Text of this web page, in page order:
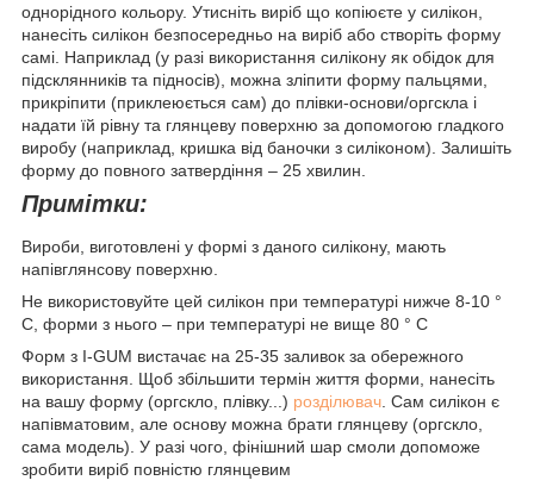
однорідного кольору. Утисніть виріб що копіюєте у силікон,
нанесіть силікон безпосередньо на виріб або створіть форму
самі. Наприклад (у разі використання силікону як обідок для
підсклянників та підносів), можна зліпити форму пальцями,
прикріпити (приклеюється сам) до плівки-основи/оргскла і
надати їй рівну та глянцеву поверхню за допомогою гладкого
виробу (наприклад, кришка від баночки з силіконом). Залишіть
форму до повного затвердіння – 25 хвилин.
Примітки:
Вироби, виготовлені у формі з даного силікону, мають
напівглянсову поверхню.
Не використовуйте цей силікон при температурі нижче 8-10 °
C, форми з нього – при температурі не вище 80 ° C
Форм з I-GUM вистачає на 25-35 заливок за обережного
використання. Щоб збільшити термін життя форми, нанесіть
на вашу форму (оргскло, плівку...) розділювач . Сам силікон є
напівматовим, але основу можна брати глянцеву (оргскло,
сама модель). У разі чого, фінішний шар смоли допоможе
зробити виріб повністю глянцевим